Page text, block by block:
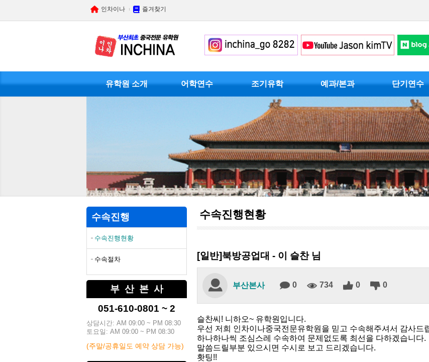
인차이나 즐겨찾기
유학원 소개 어학연수 조기유학 예과/본과 단기연수
수속진행현황
수속진행
수속진행현황
수속절차
부산본사
051-610-0801 ~ 2
상담시간: AM 09:00 ~ PM 08:30
토요일: AM 09:00 ~ PM 08:30
(주말/공휴일도 예약 상담 가능)
[일반]북방공업대 - 이 슬찬 님
부산본사 0 734 0 0
슬찬씨! 니하오~ 유학원입니다.
우선 저희 인차이나중국전문유학원을 믿고 수속해주셔서 감사드
하나하나씩 조심스레 수속하여 문제없도록 최선을 다하겠습니다.
말씀드릴부분 있으시면 수시로 보고 드리겠습니다.
홧팅!!